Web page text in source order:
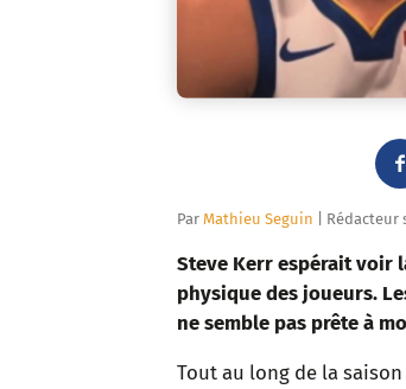
Par Mathieu Seguin | Rédacteur
Steve Kerr espérait voir
physique des joueurs.
ne semble pas prête à
Tout au long de la